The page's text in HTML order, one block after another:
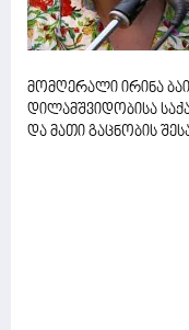
მომღერალი ირინა
დილამშვიდობისა
და მათი გაცნობის